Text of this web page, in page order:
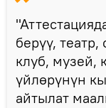
берүү,
клуб, музей,
үйлөрүнүн
айтылат